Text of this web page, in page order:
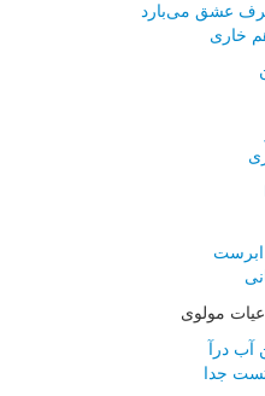
عشق می‌بارد
خاری
مولوی
آب درآ
جدا